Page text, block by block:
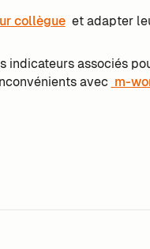
collègue et adapter
indicateurs associés
avec m-